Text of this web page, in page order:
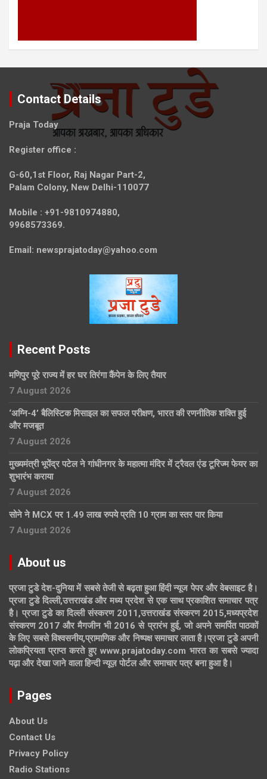
Contact Details
Praja Today
Register office :
G-60,1st Floor, Raj Nagar Part-2,
Palam Colony, New Delhi-110077
Mobile : +91-9810974880,
9968573369.
Email: newsprajatoday@yahoo.com
Recent Posts
मणिपुर पूरे राज्य में हर घर तिरंगा कैंपेन के लिए तैयार
7 August 2026
‘अग्नि-4’ बैलिस्टिक मिसाइल का सफल परीक्षण, भारत की रणनीतिक शक्ति हुई
और मजबूत
7 August 2026
मुख्यमंत्री भूपेंद्र पटेल ने गांधीनगर के महात्मा मंदिर में ट्रैवल एंड टूरिज्म फेयर का
शुभारंभ कराया
7 August 2026
सोने ने MCX पर 1.49 लाख रुपये प्रति 10 ग्राम का स्तर पार किया
7 August 2026
About us
प्रजा टुडे देश-दुनिया में सबसे तेजी से बढ़ता हुआ हिंदी न्यूज पेपर और वेबसाइट है।
प्रजा टुडे दिल्ली,उत्तराखंड और मध्य प्रदेश से एक साथ प्रकाशित समाचार पत्र
है। प्रजा टुडे का दिल्ली संस्करण 2011,उत्तराखंड संस्करण 2015,मध्यप्रदेश
संस्करण 2017 और मैगजीन भी 2016 से प्रारंभ हुई, जो अपने समर्पित पाठकों
के लिए सबसे विश्वसनीय,प्रामाणिक और निष्पक्ष समाचार लाता है।प्रजा टुडे अपनी
लोकप्रियता प्राप्त करते हुए www.prajatoday.com भारत का सबसे ज्यादा
पढ़ा और देखा जाने वाला हिन्दी न्यूज़ पोर्टल और समाचार पत्र बना हुआ है।
Pages
About Us
Contact Us
Privacy Policy
Radio Stations